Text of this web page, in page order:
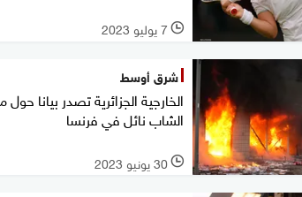
l 7 يوليو 2023
شرق أوسط
الخارجية الجزائرية تصدر بيانا
الشاب نائل في فرنسا
l 30 يونيو 2023